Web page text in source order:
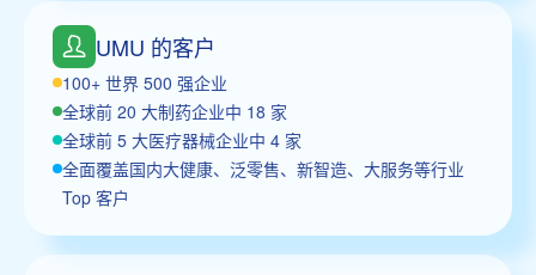
UMU 的客户
100+ 世界 500 强企业
全球前 20 大制药企业中 18 家
全球前 5 大医疗器械企业中 4 家
全面覆盖国内大健康、泛零售、新智造、大服务等行业
Top 客户